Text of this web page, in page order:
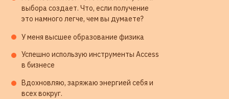
выбора создает. Что, если получение
это намного легче, чем вы думаете?
У меня высшее образование физика
Вдохновляю, заряжаю энергией себя и
всех вокруг.
Успешно использую инструменты Access
в бизнесе
СИМФОНИИ